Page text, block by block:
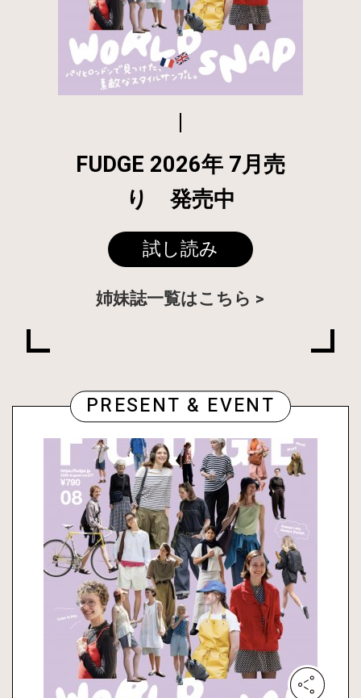
FUDGE 2026年 7月売
り 発売中
試し読み
姉妹誌一覧はこちら
PRESENT & EVENT